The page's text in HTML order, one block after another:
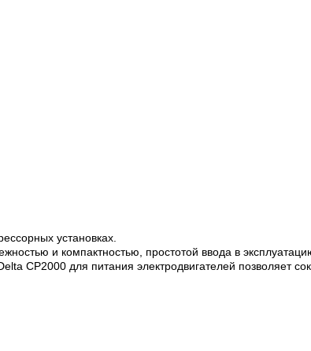
установках.
и компактностью, простотой ввода в
для питания электродвигателей позволяет